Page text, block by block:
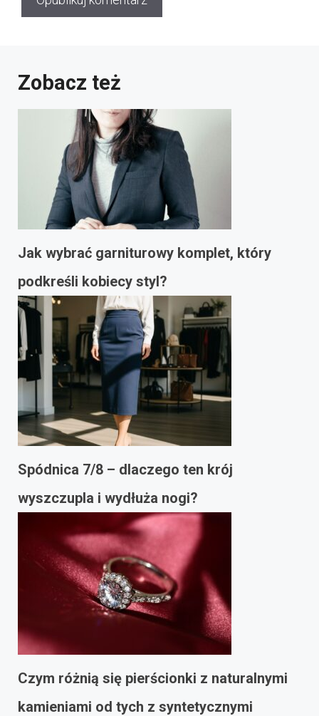
Zobacz też
Jak wybrać garniturowy komplet, który
podkreśli kobiecy styl?
Spódnica 7/8 – dlaczego ten krój
wyszczupla i wydłuża nogi?
Czym różnią się pierścionki z naturalnymi
kamieniami od tych z syntetycznymi